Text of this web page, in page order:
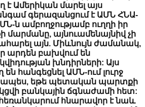
կարող է Ամերիկան մարել այս
1.2 անգամ գերազանցում է
եթե ԱՄՆ-ն ամբողջությամբ
մարմանը,
այն. Միևնույն
արդեն բախվում են
և լիկվիդության խնդիրների:
կարող են հանգեցնել ԱՄՆ-ում
հատկապես, եթե պետական
բանկային
հեռանկարում հնարավոր